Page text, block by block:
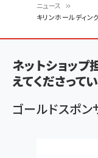
ン
く
ず
ニュース
キリンホールディン
ネットショップ
えてくださって
ゴールドスポン